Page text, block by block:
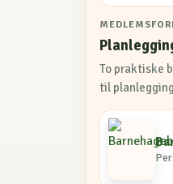
To praktiske
til